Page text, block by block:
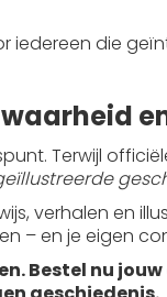
iedereen die
Terwijl
verhalen en
– en je eigen
Bestel nu